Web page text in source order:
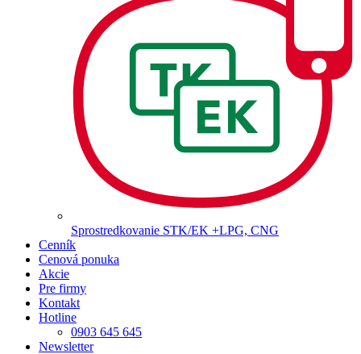
Sprostredkovanie STK/EK +LPG, CNG
Cenník
Cenová ponuka
Akcie
Pre firmy
Kontakt
Hotline
0903 645 645
Newsletter